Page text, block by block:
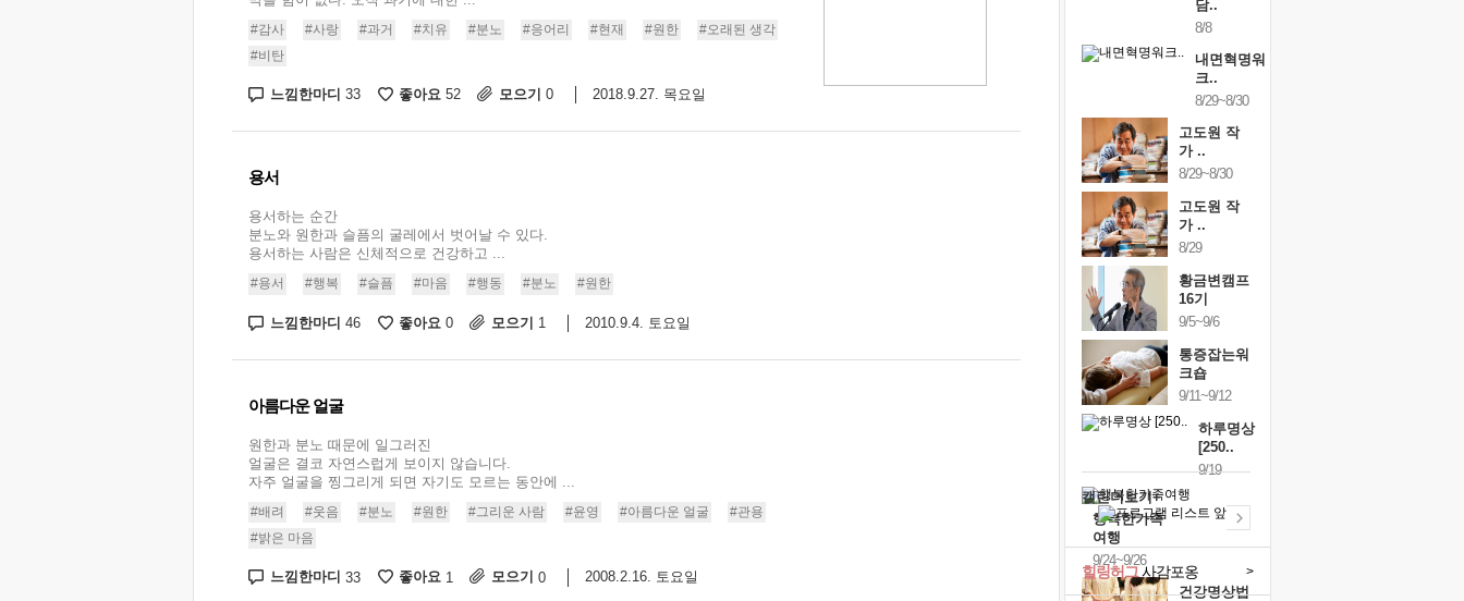
#감사 #사랑 #과거 #치유 #분노 #응어리 #현재 #원한
#오래된 생각
#비탄
느낌한마디 33 좋아요 52 모으기 0 2018.9.27. 목요일
용서
용서하는 순간
분노와 원한과 슬픔의 굴레에서 벗어날 수 있다.
용서하는 사람은 신체적으로 건강하고 ...
#용서 #행복 #슬픔 #마음 #행동 #분노 #원한
느낌한마디 46 좋아요 0 모으기 1 2010.9.4. 토요일
아름다운 얼굴
원한과 분노 때문에 일그러진
얼굴은 결코 자연스럽게 보이지 않습니다.
자주 얼굴을 찡그리게 되면 자기도 모르는 동안에 ...
#배려 #웃음 #분노 #원한 #그리운 사람 #윤영 #아름다운 얼굴
#관용
#밝은 마음
느낌한마디 33 좋아요 1 모으기 0 2008.2.16. 토요일
담..
8/8
내면혁명워
크..
8/29~8/30
고도원 작
가 ..
8/29~8/30
고도원 작
가 ..
8/29
황금변캠프
16기
9/5~9/6
통증잡는워
크숍
9/11~9/12
하루명상
[250..
9/19
행복한가족
여행
9/24~9/26
건강명상법
캘린더보기+
힐링허그사감포옹 >